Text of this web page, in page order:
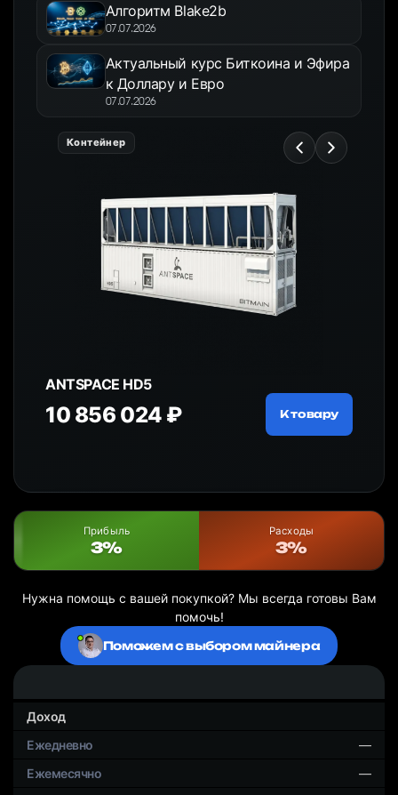
Алгоритм Blake2b
07.07.2026
Актуальный курс Биткоина и Эфира
к Доллару и Евро
07.07.2026
Контейнер
ANTSPACE HD5
10 856 024 ₽ К товару
Прибыль
3%
Расходы
3%
Нужна помощь с вашей покупкой? Мы всегда готовы Вам
помочь!
Поможем с выбором майнера
Доход
—
—